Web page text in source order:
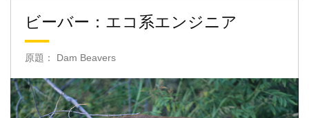
ビーバー：エコ系エンジニア
原題： Dam Beavers